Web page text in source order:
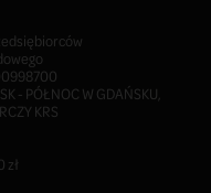
- PÓŁNOC W GDAŃSKU,
KRS
zł